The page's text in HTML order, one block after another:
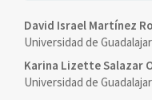
Contenido
principal
del
David Israel Martínez
Universidad de
Karina Lizette Salazar
Universidad de